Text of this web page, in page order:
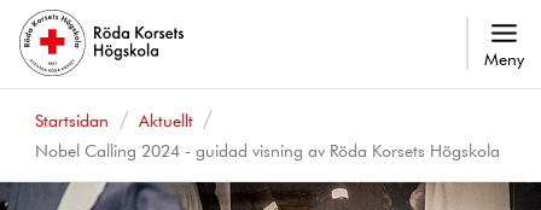
Meny
Startsidan
Aktuellt
Nobel Calling 2024 - guidad visning av Röda Korsets Högskola